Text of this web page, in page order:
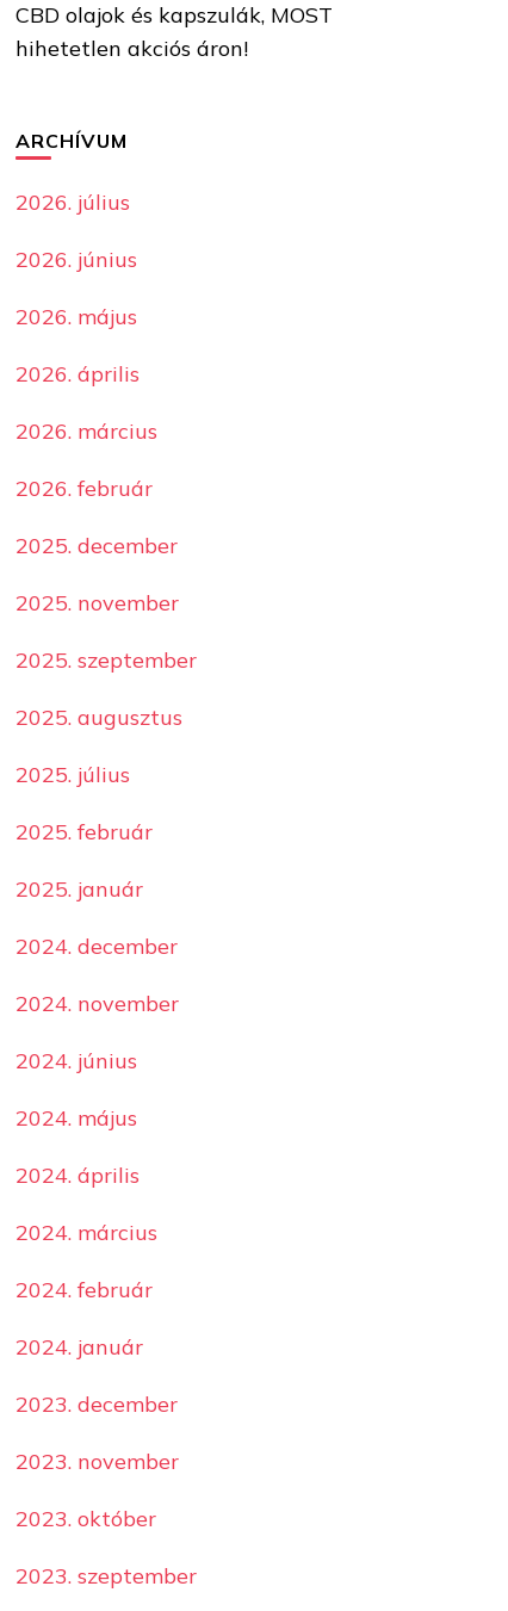
CBD olajok és kapszulák, MOST
hihetetlen akciós áron!
ARCHÍVUM
2026. július
2026. június
2026. május
2026. április
2026. március
2026. február
2025. december
2025. november
2025. szeptember
2025. augusztus
2025. július
2025. február
2025. január
2024. december
2024. november
2024. június
2024. május
2024. április
2024. március
2024. február
2024. január
2023. december
2023. november
2023. október
2023. szeptember